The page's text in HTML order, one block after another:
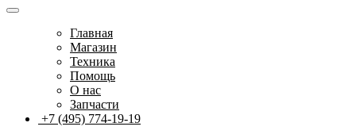
Главная
Магазин
Техника
Помощь
О нас
Запчасти
+7 (495) 774-19-19